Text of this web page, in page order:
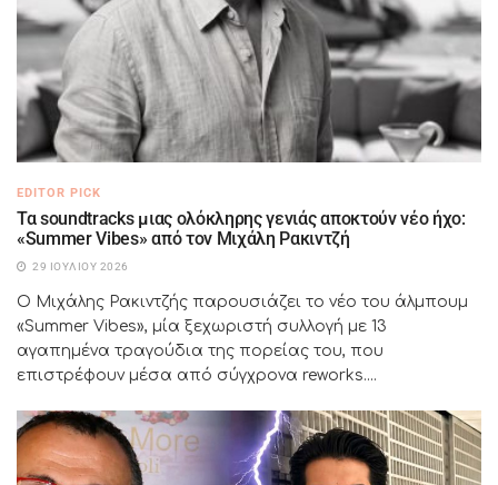
EDITOR PICK
Τα soundtracks μιας ολόκληρης γενιάς αποκτούν νέο ήχο:
«Summer Vibes» από τον Μιχάλη Ρακιντζή
29 ΙΟΥΛΊΟΥ 2026
Ο Μιχάλης Ρακιντζής παρουσιάζει το νέο του άλμπουμ
«Summer Vibes», μία ξεχωριστή συλλογή με 13
αγαπημένα τραγούδια της πορείας του, που
επιστρέφουν μέσα από σύγχρονα reworks....